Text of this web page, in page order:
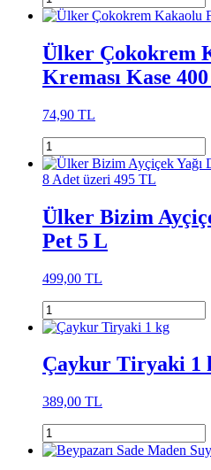
Ülker Çokokrem
Kreması Kase
74,90 TL
8 Adet üzeri 495 TL
Ülker Bizim
Pet 5 L
499,00 TL
Çaykur Tiryaki 1
389,00 TL